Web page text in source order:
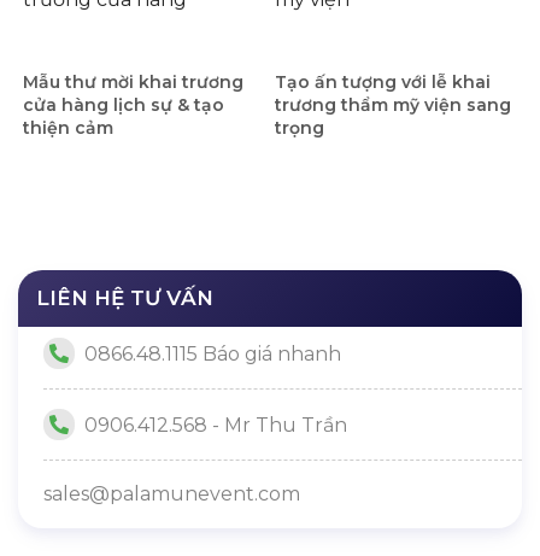
Mẫu thư mời khai trương
cửa hàng lịch sự & tạo
thiện cảm
Tạo ấn tượng với lễ khai
trương thẩm mỹ viện sang
trọng
LIÊN HỆ TƯ VẤN
0866.48.1115 Báo giá nhanh
0906.412.568 - Mr Thu Trần
sales@palamunevent.com